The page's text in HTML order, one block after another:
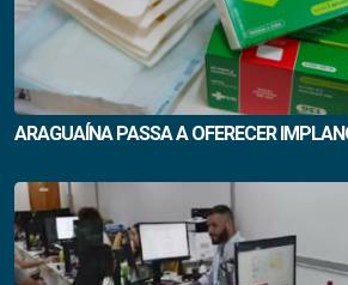
ARAGUAÍNA PASSA A OFERECER